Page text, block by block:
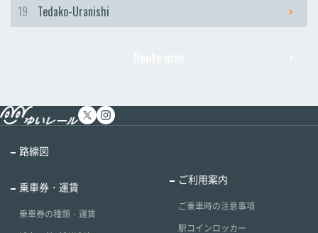
19
Tedako-Uranishi
路線図
乗車券・運賃
乗車券の種類・運賃
ご利用案内
ご乗車時の注意事項
駅コインロッカー